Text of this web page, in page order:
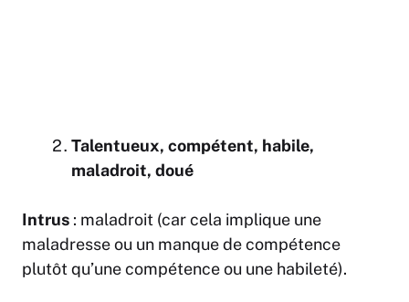
Talentueux, compétent, habile,
maladroit, doué
Intrus : maladroit (car cela implique une
maladresse ou un manque de compétence
plutôt qu’une compétence ou une habileté).